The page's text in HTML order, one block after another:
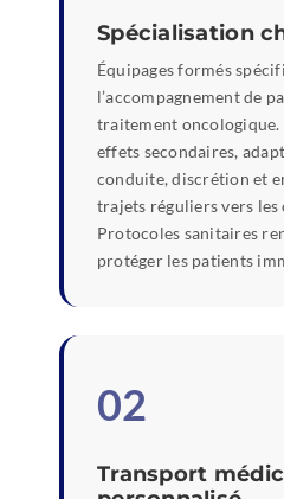
Spécialisation
Équipages formés
l’accompagnement de
traitement oncologique.
effets secondaires,
conduite, discrétion et
trajets réguliers vers les
Protocoles sanitaires
protéger les patients
02
Transport